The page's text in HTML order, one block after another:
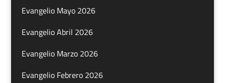
Evangelio Mayo 2026
Evangelio Abril 2026
Evangelio Marzo 2026
Evangelio Febrero 2026